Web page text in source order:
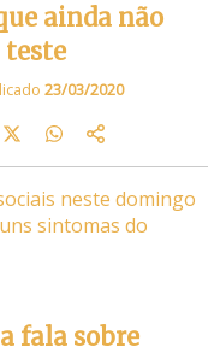
ainda não
teste
23/03/2020
neste domingo
sintomas do
fala sobre